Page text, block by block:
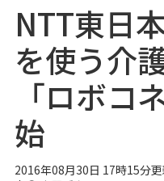
NTT東日
を使う介
「ロボコ
始
2016年08月30日 17時15分